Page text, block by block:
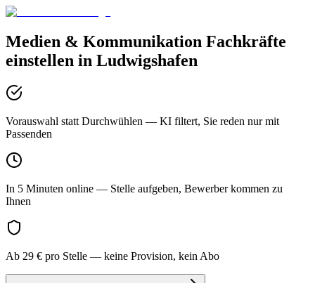
Medien & Kommunikation Fachkräfte
einstellen in Ludwigshafen
Vorauswahl statt Durchwühlen — KI filtert, Sie reden nur mit
Passenden
In 5 Minuten online — Stelle aufgeben, Bewerber kommen zu
Ihnen
Ab 29 € pro Stelle — keine Provision, kein Abo